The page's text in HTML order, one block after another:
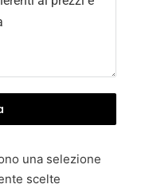
una selezione
scelte